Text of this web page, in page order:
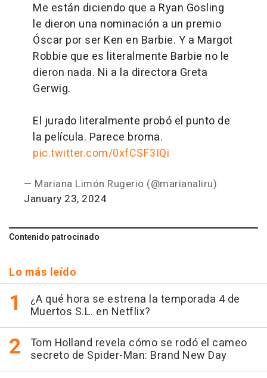
Me están diciendo que a Ryan Gosling
le dieron una nominación a un premio
Óscar por ser Ken en Barbie. Y a Margot
Robbie que es literalmente Barbie no le
dieron nada. Ni a la directora Greta
Gerwig.
El jurado literalmente probó el punto de
la película. Parece broma.
pic.twitter.com/0xfCSF3IQi
— Mariana Limón Rugerio (@marianaliru)
January 23, 2024
Contenido patrocinado
Lo más leído
¿A qué hora se estrena la temporada 4 de
Muertos S.L. en Netflix?
Tom Holland revela cómo se rodó el cameo
secreto de Spider-Man: Brand New Day